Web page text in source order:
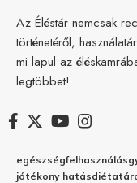
Az Éléstár nemcsak
történetéről,
mi lapul az
legtöbbet!
egészségfelhasználás
jótékony hatásdiéta